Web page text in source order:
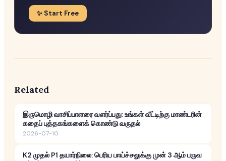
✨ Start Free
Related
இருமொழி வாசிப்பாளரை வளர்ப்பது: உங்கள் வீட்டிற்கு மாண்டரின்
கதைப் புத்தகங்களைக் கொண்டு வருதல்
2026-07-10
K2 முதல் P1 தயார்நிலை: பெரிய பாய்ச்சலுக்கு முன் 3 ஆம் பருவ